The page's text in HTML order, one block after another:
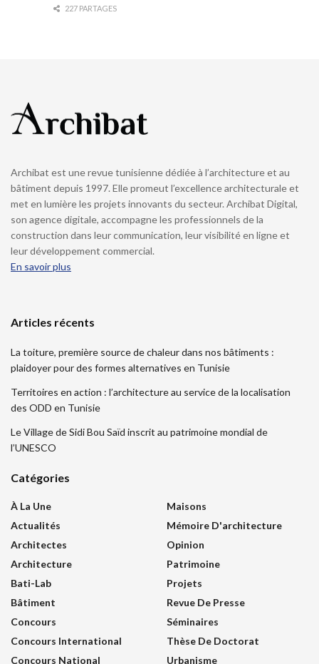
227 PARTAGES
Archibat est une revue tunisienne dédiée à l’architecture et au
bâtiment depuis 1997. Elle promeut l’excellence architecturale et
met en lumière les projets innovants du secteur. Archibat Digital,
son agence digitale, accompagne les professionnels de la
construction dans leur communication, leur visibilité en ligne et
leur développement commercial.
En savoir plus
Articles récents
La toiture, première source de chaleur dans nos bâtiments :
plaidoyer pour des formes alternatives en Tunisie
Territoires en action : l’architecture au service de la localisation
des ODD en Tunisie
Le Village de Sidi Bou Saïd inscrit au patrimoine mondial de
l’UNESCO
Catégories
À La Une
Actualités
Architectes
Architecture
Bati-Lab
Bâtiment
Concours
Concours International
Concours National
Maisons
Mémoire D'architecture
Opinion
Patrimoine
Projets
Revue De Presse
Séminaires
Thèse De Doctorat
Urbanisme